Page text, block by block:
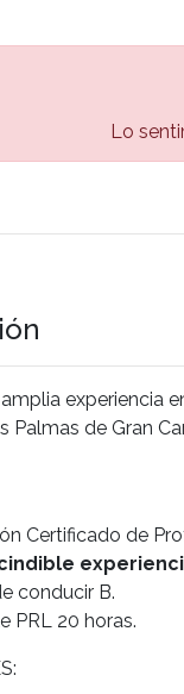
Lo
experiencia
Palmas de Gran
Certificado de
conducir B.
PRL 20 horas.